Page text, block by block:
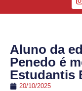
Aluno da
Penedo é
Estudantis
20/10/2025